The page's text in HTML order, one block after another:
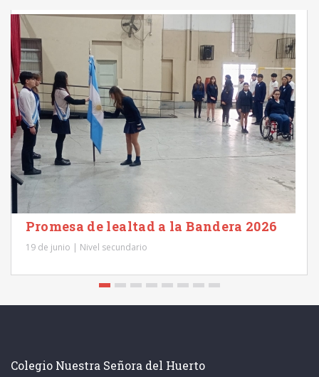
Promesa de lealtad a la Bandera 2026
19 de junio | Nivel secundario
Colegio Nuestra Señora del Huerto